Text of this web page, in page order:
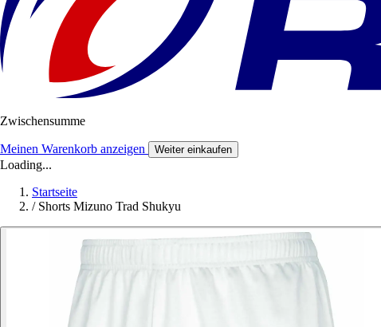
Zwischensumme
Meinen Warenkorb anzeigen Weiter einkaufen
Loading...
Startseite
/ Shorts Mizuno Trad Shukyu